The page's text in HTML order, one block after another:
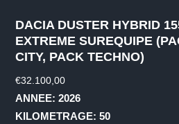
DACIA DUSTER HYBRID
EXTREME SUREQUIPE
CITY, PACK TECHNO)
€32.100,00
ANNEE: 2026
KILOMETRAGE: 50